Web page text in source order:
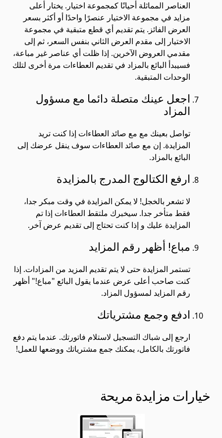
العناصر المماثلة أحيانًا كمجموعة اختيار. يختار أعلى
مزايد في مجموعة الاختيار عنصرًا واحدًا أو أكثر بسعر
العرض الفائز. يتم تقديم أي قطع متبقية في مجموعة
الاختيار إلى مقدم العرض الثاني بنفس السعر، ثم إلى
مقدمي العروض الآخرين. إذا ظلت أي عناصر غير مباعة،
فسيبدأ البائع بالمزاد في تقديم العطاءات مرة أخرى لتلك
الوحدات المتبقية.
اجعل عينك متصلة دائما مع مسؤول
المزاد
تواصل بعينك مع مع صائد العطاءات إذا كنت تريد
المزايدة. إن مع صائد العطاءات سوف ينقل عرضك إلى
البائع بالمزاد.
ارفع الكتالوج المدرج بالمزايدة
لا تشعر بالخجل! لا يمكن المزايدة في وقت مبكر جدا،
فقط متأخر جدا. سيخبرك ملتقط العطاءات إذا تم
المزايدة عليك و إذا كنت تحتاج إلى تقديم عرض آخر.
مباع! أظهر رقم المزايد
تستمر المزايدة حتى لا يتم تقديم المزيد من المزادات. إذا
كنت صاحب أعلى عرض عندما يقول البائع "مباع!" أظهر
رقم المزايد لمسؤول المزاد.
ادفع وجمع مشترياتك
ارجع إلى شباك التسجيل لاستلام فاتورتك. عندما يتم دفع
فاتورتك بالكامل، يمكنك جمع مشترياتك ووضعها للعمل!
خيارات مزايدة مريحة